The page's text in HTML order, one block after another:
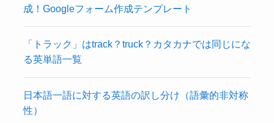
成！Googleフォーム作成テンプレート
「トラック」はtrack？truck？カタカナでは同じにな
る英単語一覧
日本語一語に対する英語の訳し分け（語彙的非対称
性）